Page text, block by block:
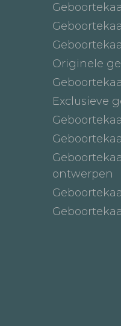
Originele
Exclusieve
ontwerpen